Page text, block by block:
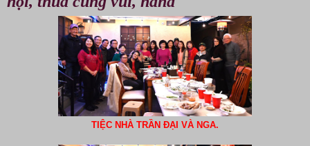
TIỆC NHÀ TRẦN ĐẠI VÀ NGA.